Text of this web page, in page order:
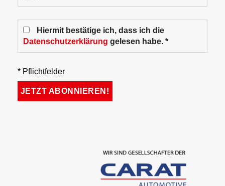
Hiermit bestätige ich, dass ich die
Datenschutzerklärung gelesen habe. *
* Pflichtfelder